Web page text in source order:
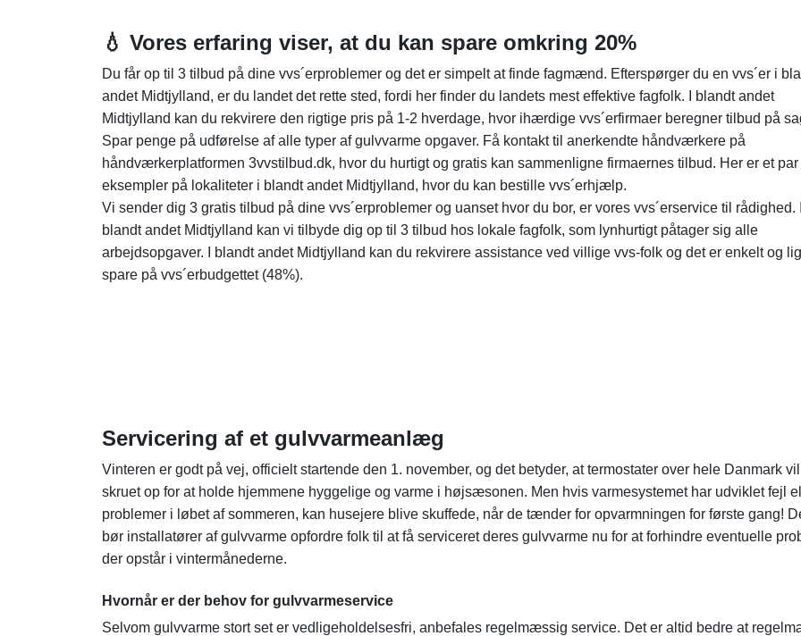
💧 Vores erfaring viser, at du kan spare omkring 20%
Du får op til 3 tilbud på dine vvs´erproblemer og det er simpelt at finde fagmænd. Efterspørger du en vvs´er i
andet Midtjylland, er du landet det rette sted, fordi her finder du landets mest effektive fagfolk. I blandt andet
Midtjylland kan du rekvirere den rigtige pris på 1-2 hverdage, hvor ihærdige vvs´erfirmaer beregner tilbud på
Spar penge på udførelse af alle typer af gulvvarme opgaver. Få kontakt til anerkendte håndværkere på
håndværkerplatformen 3vvstilbud.dk, hvor du hurtigt og gratis kan sammenligne firmaernes tilbud. Her er et par
eksempler på lokaliteter i blandt andet Midtjylland, hvor du kan bestille vvs´erhjælp.
Vi sender dig 3 gratis tilbud på dine vvs´erproblemer og uanset hvor du bor, er vores vvs´erservice til rådighed. I
blandt andet Midtjylland kan vi tilbyde dig op til 3 tilbud hos lokale fagfolk, som lynhurtigt påtager sig alle
arbejdsopgaver. I blandt andet Midtjylland kan du rekvirere assistance ved villige vvs-folk og det er enkelt og
spare på vvs´erbudgettet (48%).
Servicering af et gulvvarmeanlæg
Vinteren er godt på vej, officielt startende ​​den 1. november, og det betyder, at termostater over hele Danmark
skruet op for at holde hjemmene hyggelige og varme i højsæsonen. Men hvis varmesystemet har udviklet fejl
problemer i løbet af sommeren, kan husejere blive skuffede, når de tænder for opvarmningen for første gang!
bør installatører af gulvvarme opfordre folk til at få serviceret deres gulvvarme nu for at forhindre eventuelle
der opstår i vintermånederne.
Hvornår er der behov for gulvvarmeservice
Selvom gulvvarme stort set er vedligeholdelsesfri, anbefales regelmæssig service. Det er altid bedre at